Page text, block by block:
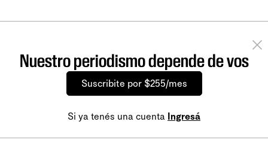
Nuestro periodismo depende de vos
Suscribite por $255/mes
Si ya tenés una cuenta Ingresá